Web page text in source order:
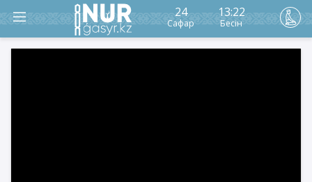
24
Сафар
13:22
Бесін